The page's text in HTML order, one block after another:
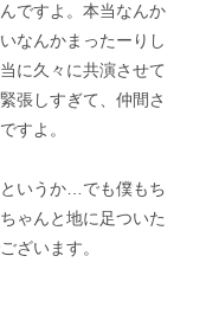
ですよ。本当なんか
なんかまったーりし
に久々に共演させて
張しすぎて、仲間さ
すよ。
いうか…でも僕もち
ゃんと地に足ついた
ざいます。